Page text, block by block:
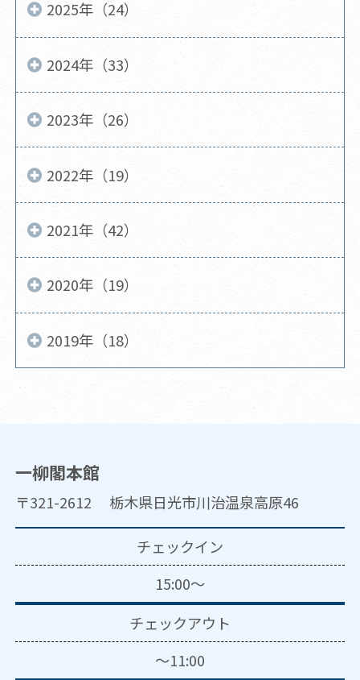
2025年（24）
2024年（33）
2023年（26）
2022年（19）
2021年（42）
2020年（19）
2019年（18）
一柳閣本館
〒321-2612 栃木県日光市川治温泉高原46
チェックイン
15:00～
チェックアウト
～11:00